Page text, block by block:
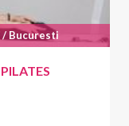
/ Bucuresti